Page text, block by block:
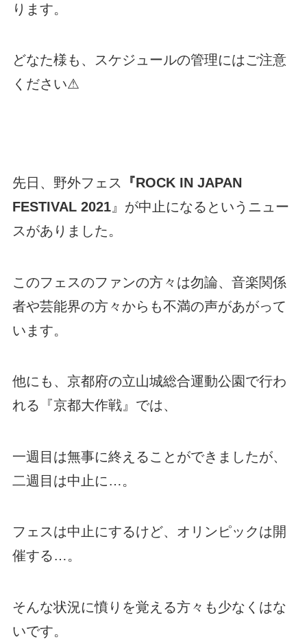
ります。
どなた様も、スケジュールの管理にはご注意
ください⚠
先日、野外フェス 『ROCK IN JAPAN
FESTIVAL 2021』が中止になるというニュー
スがありました。
このフェスのファンの方々は勿論、音楽関係
者や芸能界の方々からも不満の声があがって
います。
他にも、京都府の立山城総合運動公園で行わ
れる『京都大作戦』では、
一週目は無事に終えることができましたが、
二週目は中止に…。
フェスは中止にするけど、オリンピックは開
催する…。
そんな状況に憤りを覚える方々も少なくはな
いです。